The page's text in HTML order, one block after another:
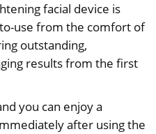
facial device is
use from the comfort of
outstanding,
results from the first
you can enjoy a
after using the